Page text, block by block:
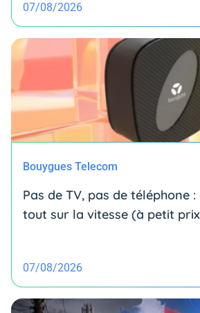
07/08/2026
Bouygues Telecom
Pas de TV, pas de téléphone
tout sur la vitesse (à petit
07/08/2026